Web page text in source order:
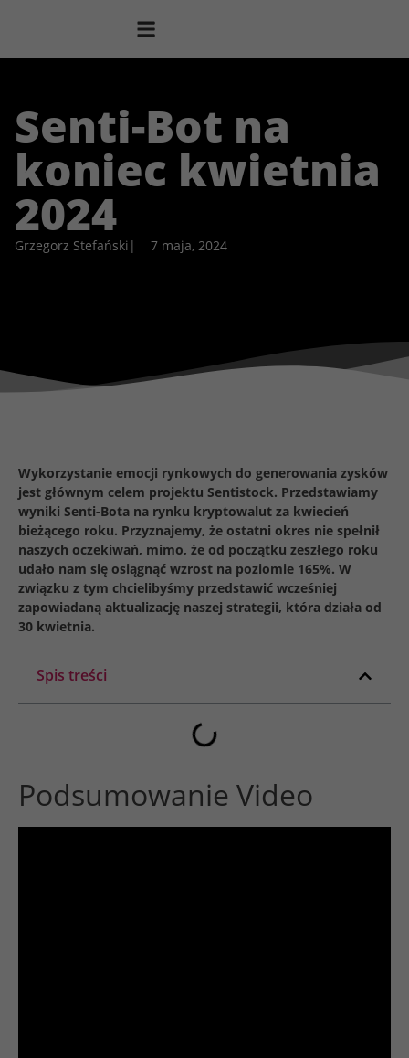
Senti-Bot na
koniec kwietnia
2024
Grzegorz Stefański | 7 maja, 2024
Wykorzystanie emocji rynkowych do generowania zysków
jest głównym celem projektu Sentistock. Przedstawiamy
wyniki Senti-Bota na rynku kryptowalut za kwiecień
bieżącego roku. Przyznajemy, że ostatni okres nie spełnił
naszych oczekiwań, mimo, że od początku zeszłego roku
udało nam się osiągnąć wzrost na poziomie 165%. W
związku z tym chcielibyśmy przedstawić wcześniej
zapowiadaną aktualizację naszej strategii, która działa od
30 kwietnia.
Spis treści
Podsumowanie Video